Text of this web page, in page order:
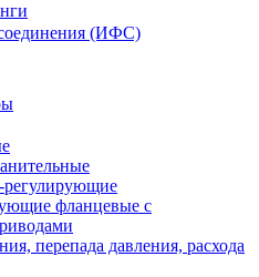
(ИФС)
регулирующие
фланцевые с
перепада давления, расхода